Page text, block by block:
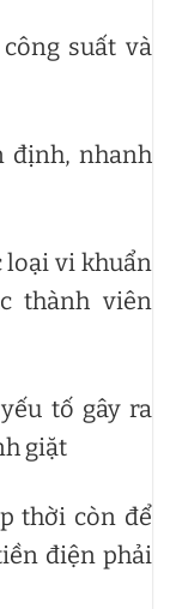
suất và
định, nhanh
loại vi khuẩn
thành viên
tố gây ra
giặt
thời còn để
điện phải